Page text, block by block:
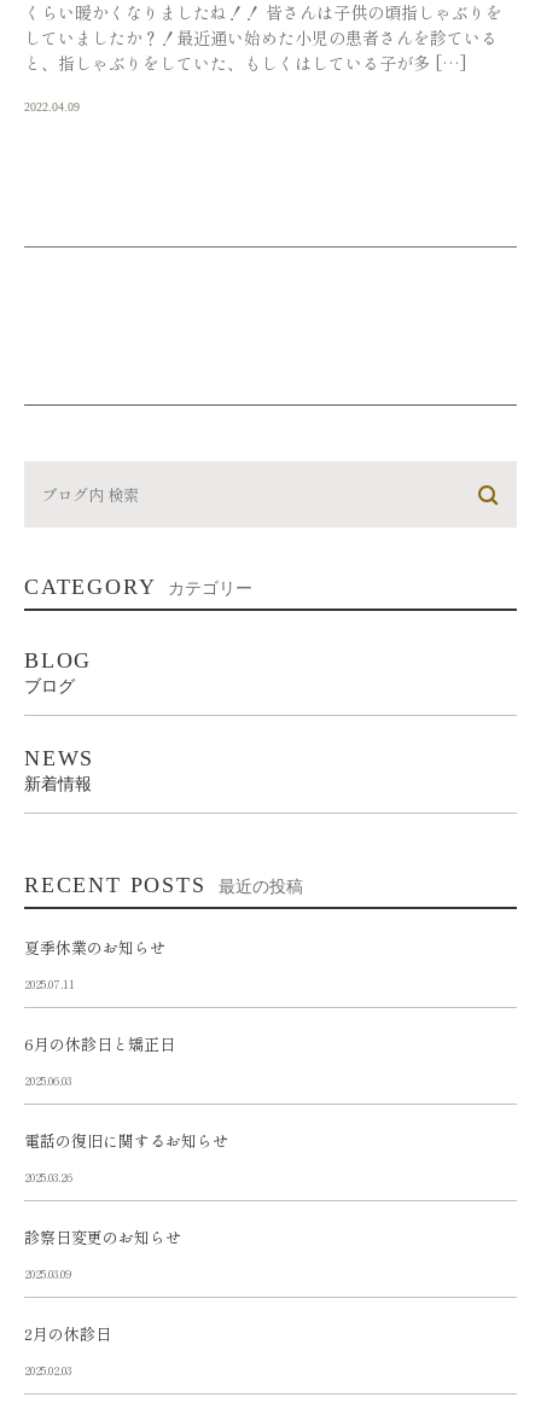
くらい暖かくなりましたね！！ 皆さんは子供の頃指しゃぶりを
していましたか？！最近通い始めた小児の患者さんを診ている
と、指しゃぶりをしていた、もしくはしている子が多 […]
2022.04.09
CATEGORY カテゴリー
BLOG
ブログ
NEWS
新着情報
RECENT POSTS 最近の投稿
夏季休業のお知らせ
2025.07.11
6月の休診日と矯正日
2025.06.03
電話の復旧に関するお知らせ
2025.03.26
診察日変更のお知らせ
2025.03.09
2月の休診日
2025.02.03